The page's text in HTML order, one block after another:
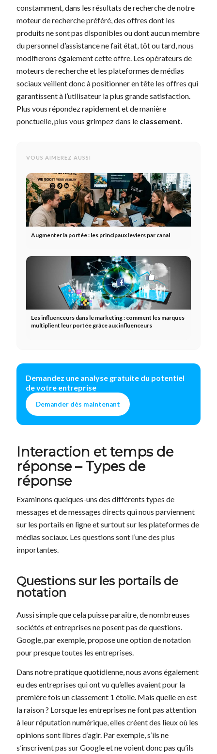
constamment, dans les résultats de recherche de notre
moteur de recherche préféré, des offres dont les
produits ne sont pas disponibles ou dont aucun membre
du personnel d’assistance ne fait état, tôt ou tard, nous
modifierons également cette offre. Les opérateurs de
moteurs de recherche et les plateformes de médias
sociaux veillent donc à positionner en tête les offres qui
garantissent à l’utilisateur la plus grande satisfaction.
Plus vous répondez rapidement et de manière
ponctuelle, plus vous grimpez dans le classement
VOUS AIMEREZ AUSSI
Augmenter la portée : les principaux leviers par canal
Les influenceurs dans le marketing : comment les marques
multiplient leur portée grâce aux influenceurs
Demandez une analyse gratuite du potentiel
de votre entreprise
Demander dès maintenant
Interaction et temps de
réponse – Types de
réponse
Examinons quelques-uns des différents types de
messages et de messages directs qui nous parviennent
sur les portails en ligne et surtout sur les plateformes de
médias sociaux. Les questions sont l’une des plus
importantes.
Questions sur les portails de
notation
Aussi simple que cela puisse paraître, de nombreuses
sociétés et entreprises ne posent pas de questions.
Google, par exemple, propose une option de notation
pour presque toutes les entreprises.
Dans notre pratique quotidienne, nous avons également
eu des entreprises qui ont vu qu’elles avaient pour la
première fois un classement 1 étoile. Mais quelle en est
la raison ? Lorsque les entreprises ne font pas attention
à leur réputation numérique, elles créent des lieux où les
opinions sont libres d’agir. Par exemple, s’ils ne
s’inscrivent pas sur Google et ne voient donc pas qu’ils